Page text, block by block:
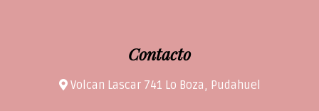
Contacto
Volcan Lascar 741 Lo Boza, Pudahuel